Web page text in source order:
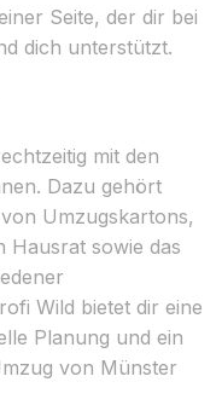
Seite, der dir bei
dich unterstützt.
mit den
Dazu gehört
Umzugskartons,
Hausrat sowie das
Wild bietet dir eine
Planung und ein
von Münster